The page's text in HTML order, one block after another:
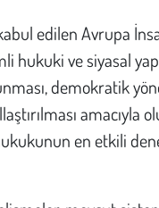
edilen Avrupa
hukuki ve siyasal
demokratik
amacıyla
en etkili